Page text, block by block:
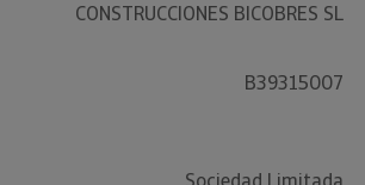
CONSTRUCCIONES BICOBRES SL
B39315007